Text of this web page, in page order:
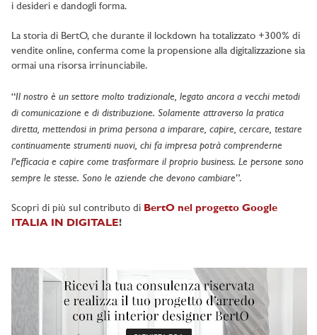
i desideri e dandogli forma.
La storia di BertO, che durante il lockdown ha totalizzato +300% di
vendite online, conferma come la propensione alla digitalizzazione sia
ormai una risorsa irrinunciabile.
“Il nostro è un settore molto tradizionale, legato ancora a vecchi metodi
di comunicazione e di distribuzione. Solamente attraverso la pratica
diretta, mettendosi in prima persona a imparare, capire, cercare, testare
continuamente strumenti nuovi, chi fa impresa potrà comprenderne
l'efficacia e capire come trasformare il proprio business. Le persone sono
sempre le stesse. Sono le aziende che devono cambiare”.
Scopri di più sul contributo di BertO nel progetto Google
ITALIA IN DIGITALE!